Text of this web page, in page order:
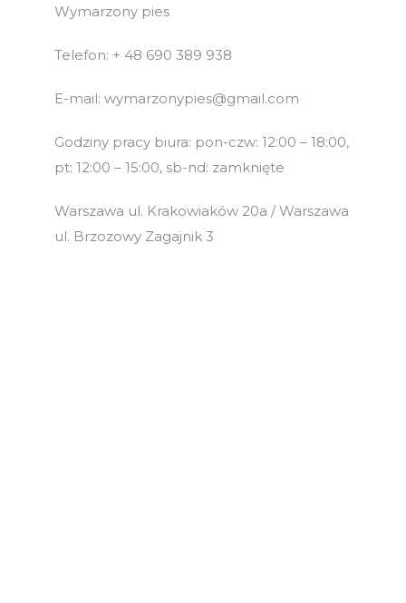
Wymarzony pies
Telefon: + 48 690 389 938
E-mail: wymarzonypies@gmail.com
Godziny pracy biura: pon-czw: 12:00 – 18:00,
pt: 12:00 – 15:00, sb-nd: zamknięte
Warszawa ul. Krakowiaków 20a / Warszawa
ul. Brzozowy Zagajnik 3